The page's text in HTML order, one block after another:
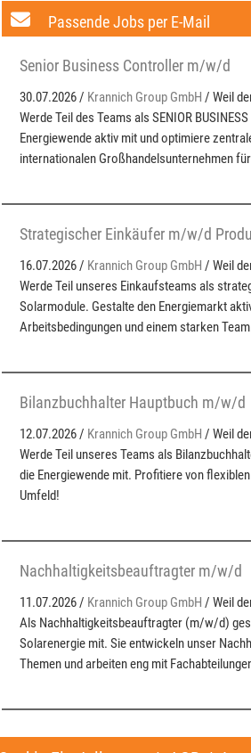
Passende Jobs per E-Mail
Senior Business Controller m/w/d
30.07.2026 / Krannich Group GmbH / Weil
Werde Teil des Teams als SENIOR
Energiewende aktiv mit und optimiere
internationalen Großhandelsunternehmen
Strategischer Einkäufer m/w/d
16.07.2026 / Krannich Group GmbH / Weil
Werde Teil unseres Einkaufsteams als
Solarmodule. Gestalte den Energiemarkt
Arbeitsbedingungen und einem starken
Bilanzbuchhalter Hauptbuch m/w/d
12.07.2026 / Krannich Group GmbH / Weil
Werde Teil unseres Teams als
die Energiewende mit. Profitiere von
Umfeld!
Nachhaltigkeitsbeauftragter m/w/d
11.07.2026 / Krannich Group GmbH / Weil
Als Nachhaltigkeitsbeauftragter (m/w/d)
Solarenergie mit. Sie entwickeln unser
Themen und arbeiten eng mit